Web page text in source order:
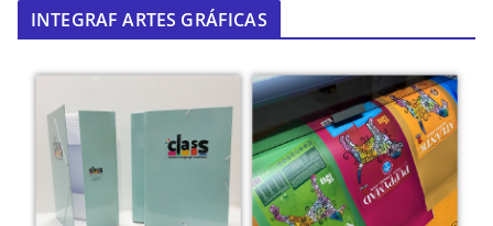
INTEGRAF ARTES GRÁFICAS